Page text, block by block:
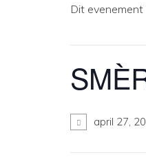
Dit evenement
april 27,